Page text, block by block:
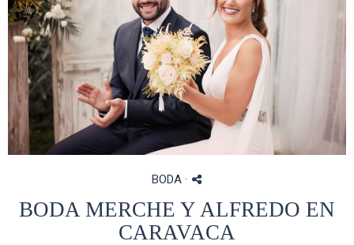
BODA·
BODA MERCHE Y ALFREDO EN
CARAVACA